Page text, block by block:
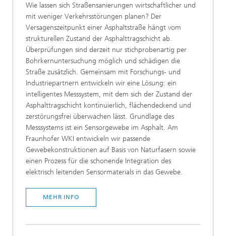
Wie lassen sich Straßensanierungen wirtschaftlicher und
mit weniger Verkehrsstörungen planen? Der
Versagenszeitpunkt einer Asphaltstraße hängt vom
strukturellen Zustand der Asphalttragschicht ab.
Überprüfungen sind derzeit nur stichprobenartig per
Bohrkernuntersuchung möglich und schädigen die
Straße zusätzlich. Gemeinsam mit Forschungs- und
Industriepartnern entwickeln wir eine Lösung: ein
intelligentes Messsystem, mit dem sich der Zustand der
Asphalttragschicht kontinuierlich, flächendeckend und
zerstörungsfrei überwachen lässt. Grundlage des
Messsystems ist ein Sensorgewebe im Asphalt. Am
Fraunhofer WKI entwickeln wir passende
Gewebekonstruktionen auf Basis von Naturfasern sowie
einen Prozess für die schonende Integration des
elektrisch leitenden Sensormaterials in das Gewebe.
MEHR INFO